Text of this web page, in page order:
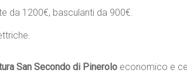
da 1200€, basculanti da 900€.
San Secondo di Pinerolo economico e